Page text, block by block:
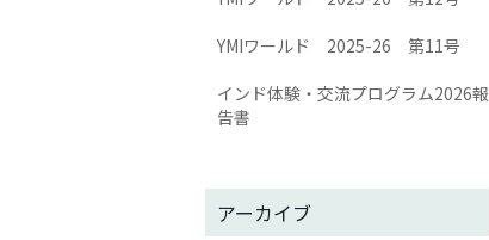
YMIワールド 2025-26 第11号
インド体験・交流プログラム2026報
告書
アーカイブ